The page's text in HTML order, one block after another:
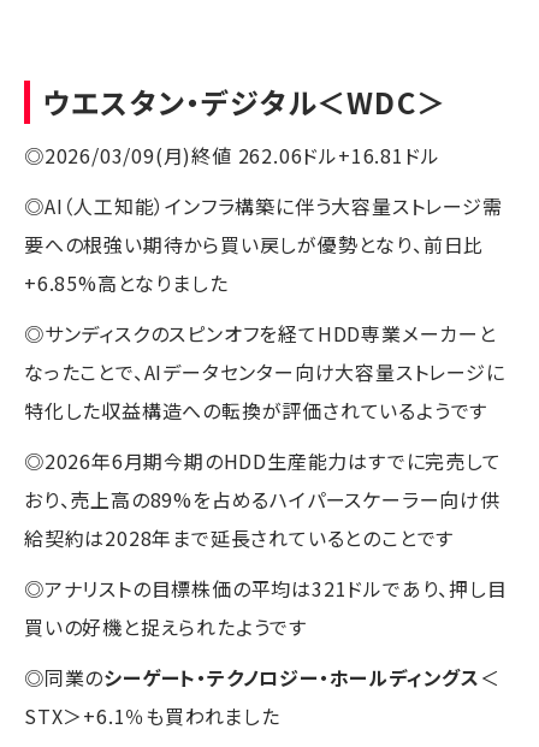
ウエスタン・デジタル＜WDC＞
◎2026/03/09(月)終値 262.06ドル+16.81ドル
◎AI（人工知能）インフラ構築に伴う大容量ストレージ需
要への根強い期待から買い戻しが優勢となり、前日比
+6.85%高となりました
◎サンディスクのスピンオフを経てHDD専業メーカーと
なったことで、AIデータセンター向け大容量ストレージに
特化した収益構造への転換が評価されているようです
◎2026年6月期今期のHDD生産能力はすでに完売して
おり、売上高の89%を占めるハイパースケーラー向け供
給契約は2028年まで延長されているとのことです
◎アナリストの目標株価の平均は321ドルであり、押し目
買いの好機と捉えられたようです
◎同業のシーゲート・テクノロジー・ホールディングス＜
STX＞+6.1％も買われました